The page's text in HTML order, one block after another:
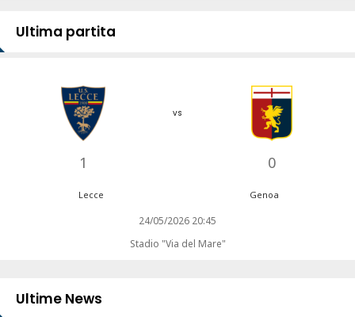
Ultima partita
1
vs
0
Lecce Genoa
24/05/2026 20:45
Stadio "Via del Mare"
Ultime News